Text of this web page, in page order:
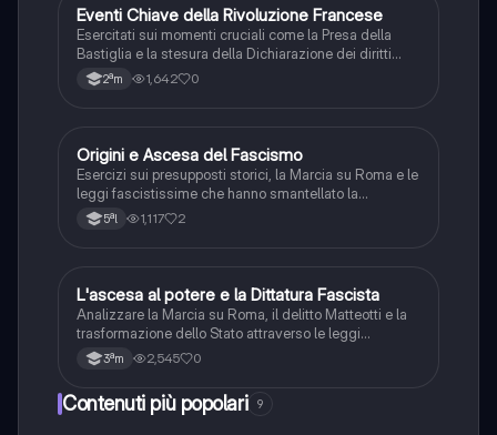
EStoria
Eventi Chiave della Rivoluzione Francese
Esercitati sui momenti cruciali come la Presa della
Bastiglia e la stesura della Dichiarazione dei diritti
dell'uomo e del cittadino.
2ªm 1,642 0
OStoria
Origini e Ascesa del Fascismo
Esercizi sui presupposti storici, la Marcia su Roma e le
leggi fascistissime che hanno smantellato la
democrazia liberale in Italia.
5ªl 1,117 2
LStoria
L'ascesa al potere e la Dittatura Fascista
Analizzare la Marcia su Roma, il delitto Matteotti e la
trasformazione dello Stato attraverso le leggi
fascistissime.
3ªm 2,545 0
Contenuti più popolari 9